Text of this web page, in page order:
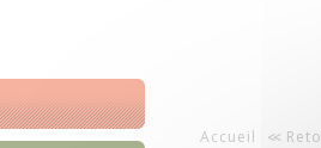
Accueil